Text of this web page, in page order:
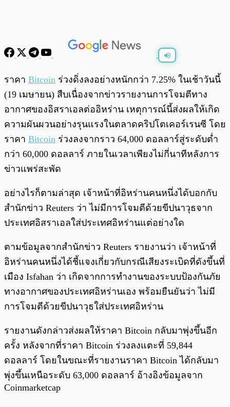
0:00 /0:00
ราคา Bitcoin ร่วงดิ่งลงอย่างหนักกว่า 7.25% ในเช้าวันนี้
(19 เมษายน) สืบเนื่องจากข่าวรายงานการโจมตีทาง
อากาศของอิสราเอลต่ออิหร่าน เหตุการณ์นี้ส่งผลให้เกิด
ความผันผวนอย่างรุนแรงในตลาดคริปโตเคอร์เรนซี โดย
ราคา Bitcoin ร่วงลงจากราว 64,000 ดอลลาร์สู่ระดับต่ำ
กว่า 60,000 ดอลลาร์ ภายในเวลาเพียงไม่กี่นาทีหลังการ
ข่าวแพร่สะพัด
อย่างไรก็ตามล่าสุด เจ้าหน้าที่อิหร่านคนหนึ่งได้บอกกับ
สำนักข่าว Reuters ว่า ไม่มีการโจมตีด้วยขีปนาวุธจาก
ประเทศอิสราเอลใส่ประเทศอิหร่านแต่อย่างใด
ตามข้อมูลจากสำนักข่าว Reuters รายงานว่า เจ้าหน้าที่
อิหร่านคนหนึ่งได้ชี้แจงเกี่ยวกับกรณีเสียงระเบิดที่ดังขึ้นที่
เมือง Isfahan ว่า เกิดจากการทำงานของระบบป้องกันภัย
ทางอากาศของประเทศอิหร่านเอง พร้อมยืนยันว่า ไม่มี
การโจมตีด้วยขีปนาวุธใส่ประเทศอิหร่าน
รายงานดังกล่าวส่งผลให้ราคา Bitcoin กลับมาพุ่งขึ้นอีก
ครั้ง หลังจากที่ราคา Bitcoin ร่วงลงแตะที่ 59,844
ดอลลาร์ โดยในขณะที่รายงานราคา Bitcoin ได้กลับมา
พุ่งขึ้นเหนือระดับ 63,000 ดอลลาร์ อ้างอิงข้อมูลจาก
Coinmarketcap